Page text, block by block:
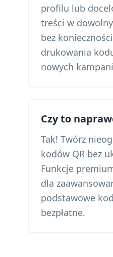
profilu lub
treści w
bez
drukowania
nowych
Czy to
Tak! Twórz
kodów QR bez
Funkcje
dla
podstawowe
bezpłatne.